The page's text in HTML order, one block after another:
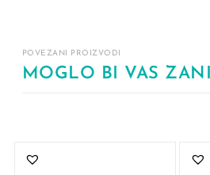
POVEZANI PROIZVODI
MOGLO BI VAS